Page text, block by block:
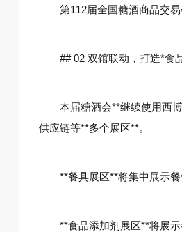
第112届全国糖酒商品交
## 02 双馆联动，打造*食
本届糖酒会**继续使用西
供应链等**多个展区**。
**餐具展区**将集中展示
**食品添加剂展区**将展